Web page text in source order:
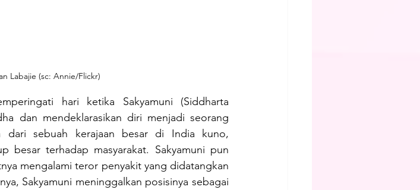
Labajie (sc: Annie/Flickr)
hari ketika Sakyamuni (Siddharta
dan mendeklarasikan diri menjadi seorang
dari sebuah kerajaan besar di India kuno,
besar terhadap masyarakat. Sakyamuni pun
mengalami teror penyakit yang didatangkan
Sakyamuni meninggalkan posisinya sebagai